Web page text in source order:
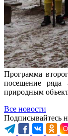
Программа
посещение ряда
природным
Все новости
Подписывайтесь